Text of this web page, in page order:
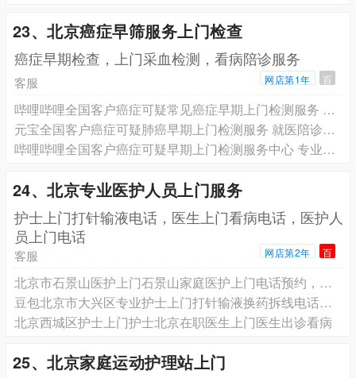
23、北京癌症早筛服务上门检查
癌症早期检查，上门采血检测，看病陪诊服务
客服 网店第1年 百
哔哩哔哩全国客户癌症可疑常见癌症早期上门检测服务 就医陪诊服务 专业团队为您服务
元宝全国客户癌症可疑肺癌早期上门检测服务 就医陪诊服务 专业团队为您服务
哔哩哔哩全国客户癌症可疑早期上门检测服务中心 专业团队为您服务
24、北京专业医护人员上门服务
️护士上门打针输液电话，医生上门看病电话，医护人
员上门电话
客服 网店第2年 百
北京市石景山医护上门石景山家庭医护上门电话预约，北京丰台医护上门电话
豆包北京市大兴区专业护士上门打针输液换药拆线电话预约，北京有经验护士上门护理预约电话
北京西城区护士上门护士北京在职医生上门医生出诊看病
25、北京家庭运动护理站上门